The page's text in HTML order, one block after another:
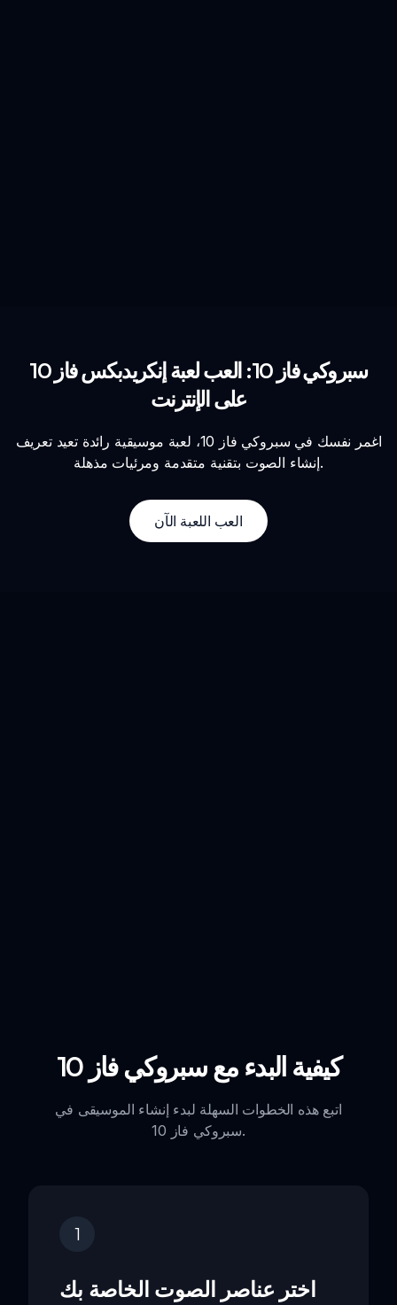
سبروكي فاز 10: العب لعبة إنكريدبكس فاز 10
على الإنترنت
اغمر نفسك في سبروكي فاز 10، لعبة موسيقية رائدة تعيد تعريف
إنشاء الصوت بتقنية متقدمة ومرئيات مذهلة.
العب اللعبة الآن
كيفية البدء مع سبروكي فاز 10
اتبع هذه الخطوات السهلة لبدء إنشاء الموسيقى في
سبروكي فاز 10.
1
اختر عناصر الصوت الخاصة بك